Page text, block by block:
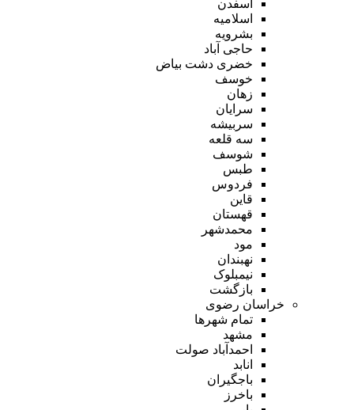
اسفدن
اسلامیه
بشرویه
حاجی آباد
خضری دشت بیاض
خوسف
زهان
سرایان
سربیشه
سه قلعه
شوسف
طبس
فردوس
قاین
قهستان
محمدشهر
مود
نهبندان
نیمبلوک
بازگشت
خراسان رضوی
تمام شهر‌ها
مشهد
احمدآباد صولت
انابد
باجگیران
باخرز